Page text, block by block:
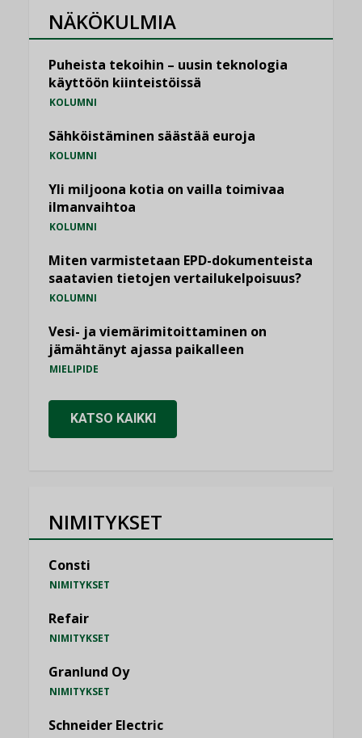
NÄKÖKULMIA
Puheista tekoihin – uusin teknologia
käyttöön kiinteistöissä
KOLUMNI
Sähköistäminen säästää euroja
KOLUMNI
Yli miljoona kotia on vailla toimivaa
ilmanvaihtoa
KOLUMNI
Miten varmistetaan EPD-dokumenteista
saatavien tietojen vertailukelpoisuus?
KOLUMNI
Vesi- ja viemärimitoittaminen on
jämähtänyt ajassa paikalleen
MIELIPIDE
KATSO KAIKKI
NIMITYKSET
Consti
NIMITYKSET
Refair
NIMITYKSET
Granlund Oy
NIMITYKSET
Schneider Electric